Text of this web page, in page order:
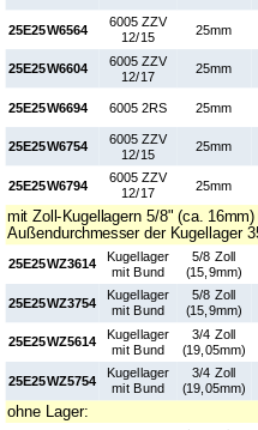
25E25W6564
6005 ZZV
12/15
25mm
25E25W6604
6005 ZZV
12/17
25mm
25E25W6694 6005 2RS 25mm
25E25W6754
6005 ZZV
12/15
25mm
25E25W6794
6005 ZZV
12/17
25mm
mit Zoll-Kugellagern 5/8" (ca. 16mm)
Außendurchmesser der Kugellager
25E25WZ3614
Kugel­lager
mit Bund
5/8 Zoll
(15,9mm)
25E25WZ3754
Kugel­lager
mit Bund
5/8 Zoll
(15,9mm)
25E25WZ5614
Kugel­lager
mit Bund
3/4 Zoll
(19,05mm)
25E25WZ5754
Kugel­lager
mit Bund
3/4 Zoll
(19,05mm)
ohne Lager: